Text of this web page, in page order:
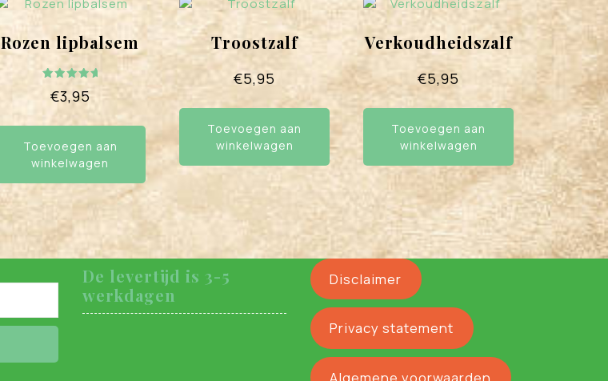
Rozen lipbalsem
rd
5.00
€3,95
Toevoegen aan
winkelwagen
Troostzalf
€5,95
Toevoegen aan
winkelwagen
Verkoudheidszalf
€5,95
Toevoegen aan
winkelwagen
De levertijd is 3-5
werkdagen
Disclaimer
Privacy statement
Algemene voorwaarden